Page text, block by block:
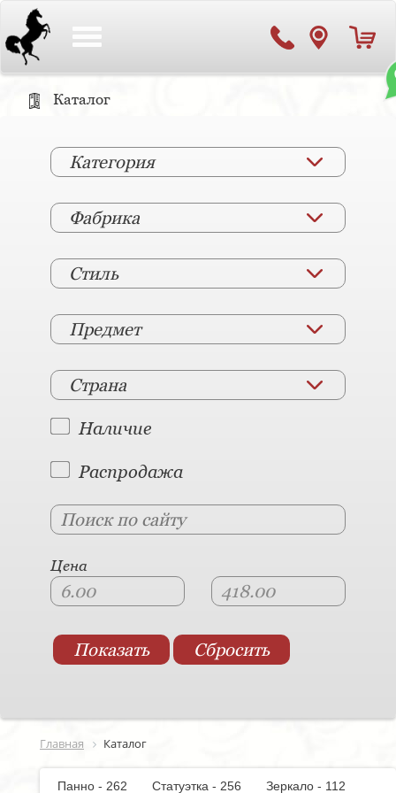
Каталог
Категория
Фабрика
Стиль
Предмет
Страна
Наличие
Распродажа
Цена
Главная Каталог
Панно - 262 Статуэтка - 256
Зеркало - 112